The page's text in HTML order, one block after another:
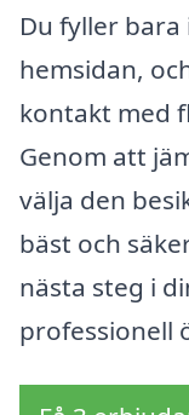
Du fyller
hemsidan,
kontakt med
Genom att
välja den
bäst och
nästa steg i
professionell